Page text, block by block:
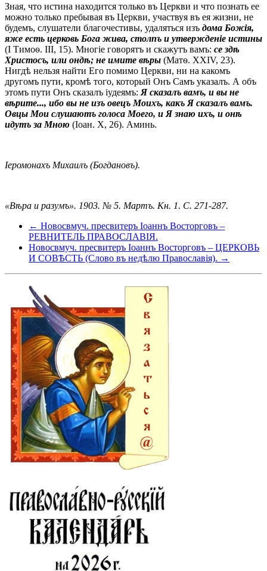
Зная, что истина находится только въ Церкви и что познать ее
можно только пребывая въ Церкви, участвуя въ ея жизни, не
будемъ, слушатели благочестивы, удаляться изъ дома Божія,
яже есть церковь Бога жива, столпъ и утвержденіе истины
(I Тимоѳ. III, 15). Многіе говорятъ и скажутъ вамъ: се здѣ
Христосъ, или ондѣ; не имите вѣры (Матѳ. XXIV, 23).
Нигдѣ нельзя найти Его помимо Церкви, ни на какомъ
другомъ пути, кромѣ того, который Онъ Самъ указалъ. А объ
этомъ пути Онъ сказалъ іудеямъ: Я сказалъ вамъ, и вы не
вѣрите..., ибо вы не изъ овецъ Моихъ, какъ Я сказалъ вамъ.
Овцы Мои слушаютъ голоса Моего, и Я знаю ихъ, и онѣ
идутъ за Мною (Іоан. X, 26). Аминь.
Іеромонахъ Михаилъ (Богдановъ).
«Вѣра и разумъ». 1903. № 5. Мартъ. Кн. 1. С. 271-287.
← Новосвмуч. пресвитеръ Іоаннъ Восторговъ –
РЕВНИТЕЛЬ ПРАВОСЛАВІЯ.
Новосвмуч. пресвитеръ Іоаннъ Восторговъ – ЦЕРКОВЬ
И СОВѢСТЬ (Слово въ недѣлю Православія). →